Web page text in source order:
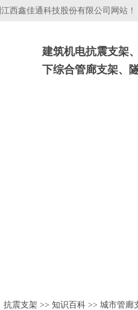
西鑫佳通科技股份有限公司网站！
建筑机电抗震支架
下综合管廊支架、
抗震支架 >> 知识百科>> 城市管廊